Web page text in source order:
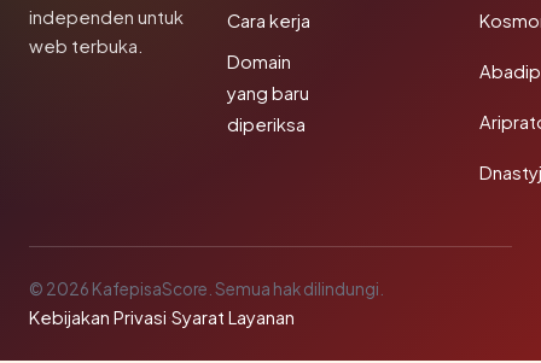
independen untuk
web terbuka.
Cara kerja
Domain
yang baru
diperiksa
© 2026 KafepisaScore. Semua hak dilindungi.
Kebijakan Privasi·Syarat Layanan